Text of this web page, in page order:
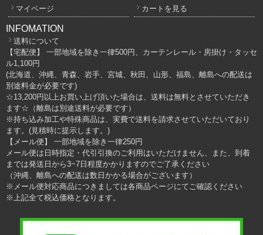
マイページ カートを見る
INFOMATION
送料について
【宅配便】 一部地域を除き一律500円、カーテンレール・房掛け・タッセ
ル1,100円
(北海道、沖縄、青森、岩手、宮城、秋田、山形、福島、離島への配送は
別途料金が必要です)
☆13,200円以上お買い上げ頂いた場合は、送料は無料とさせていただき
ます☆（離島は別途送料が必要です）
※持ち込み加工や特殊商品は、実費で送料を請求させていただいており
ます。(見積時に提示します。)
【メール便】 一部地域を除き一律250円
メール便は日時指定・代引引換のご利用はいただけません、また、到着
までは発送日から3~7日程度かかりますのでご了承ください
（沖縄、離島への配送は数日かかる場合がございます）
※メール便対応商品につきましては各商品ページにてご確認ください
※上記全て税込価格となります。